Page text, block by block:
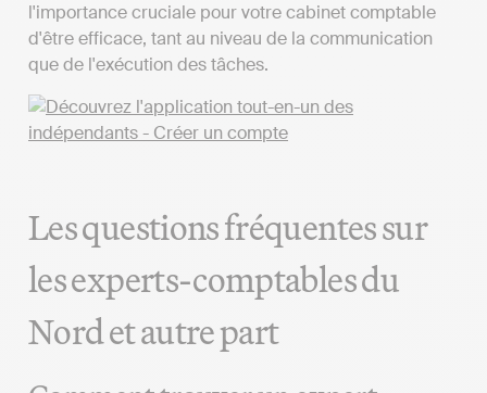
l'importance cruciale pour votre cabinet comptable
d'être efficace, tant au niveau de la communication
que de l'exécution des tâches.
Les questions fréquentes sur
les experts-comptables du
Nord et autre part